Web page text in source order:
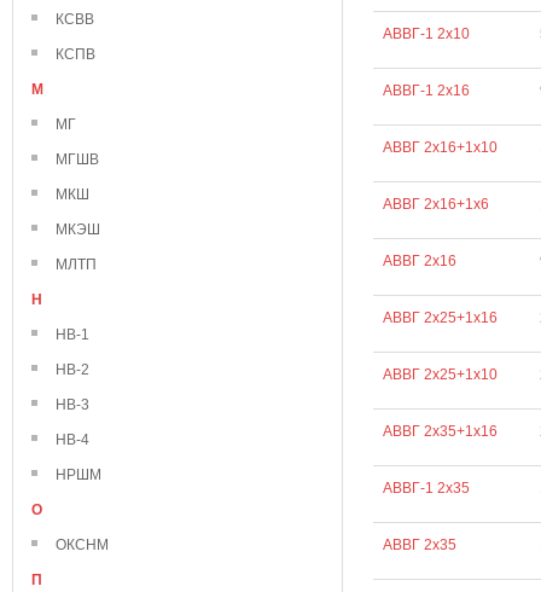
КСВВ
КСПВ
М
МГ
МГШВ
МКШ
МКЭШ
МЛТП
Н
НВ-1
НВ-2
НВ-3
НВ-4
НРШМ
О
ОКСНМ
П
АВВГ-1 2х10
АВВГ-1 2х16
АВВГ 2х16+1х10
АВВГ 2х16+1х6
АВВГ 2х16
АВВГ 2х25+1х16
АВВГ 2х25+1х10
АВВГ 2х35+1х16
АВВГ-1 2х35
АВВГ 2х35